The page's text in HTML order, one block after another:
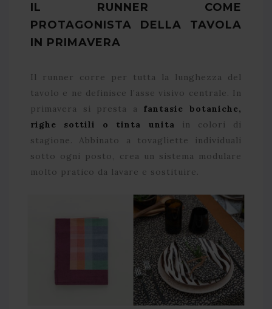
IL RUNNER COME
PROTAGONISTA DELLA TAVOLA
IN PRIMAVERA
Il runner corre per tutta la lunghezza del
tavolo e ne definisce l’asse visivo centrale. In
primavera si presta a fantasie botaniche,
righe sottili o tinta unita in colori di
stagione. Abbinato a tovagliette individuali
sotto ogni posto, crea un sistema modulare
molto pratico da lavare e sostituire.